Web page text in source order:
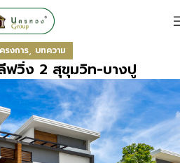
รงการ, บทความ
ฟวิ่ง 2 สุขุมวิท-บางปู